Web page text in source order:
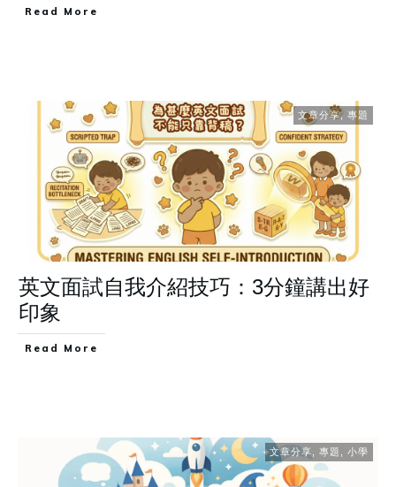
Read More
文章分享, 專題
英文面試自我介紹技巧：3分鐘講出好
印象
Read More
文章分享 專題 小學